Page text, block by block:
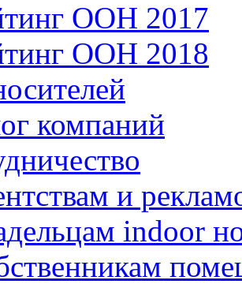
OOH 2017
OOH 2018
компаний
и
indoor